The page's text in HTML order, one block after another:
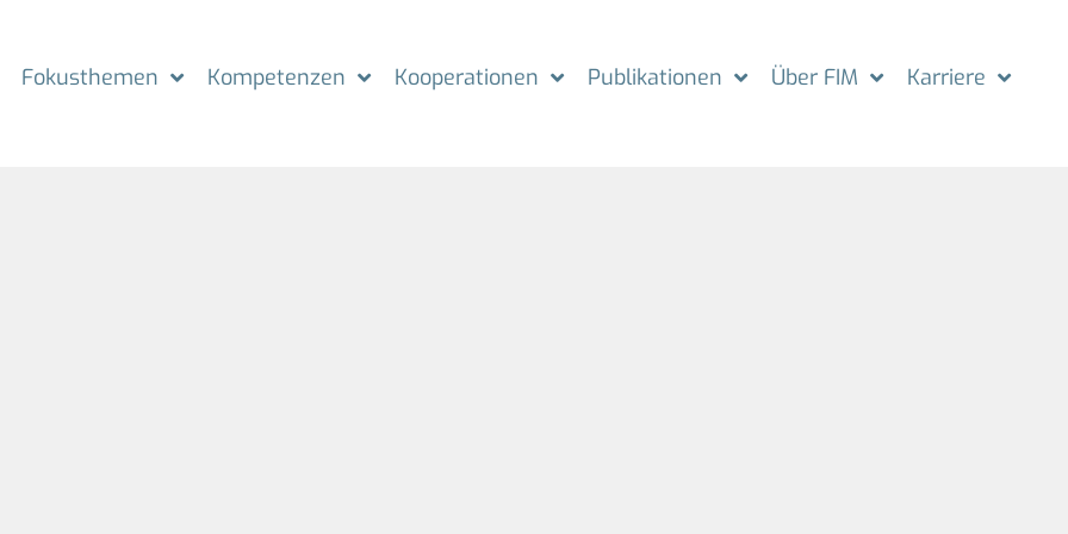
Fokusthemen Kompetenzen Kooperationen Publikationen Über FIM Karriere